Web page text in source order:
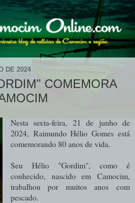
DE 2024
COMEMORA
Nesta sexta-feira, 21 de junho de
2024, Raimundo Hélio Gomes está
comemorando 80 anos de vida.
Seu Hélio "Gordim", como é
conhecido, nascido em Camocim,
trabalhou por muitos anos com
pescado.